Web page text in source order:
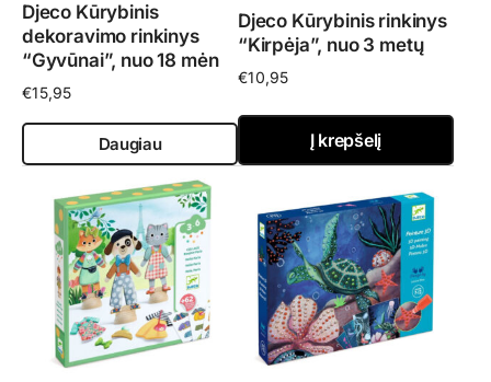
Djeco Kūrybinis
dekoravimo rinkinys
“Gyvūnai”, nuo 18 mėn
€15,95
Daugiau
Djeco Kūrybinis rinkinys
“Kirpėja”, nuo 3 metų
€10,95
Į krepšelį